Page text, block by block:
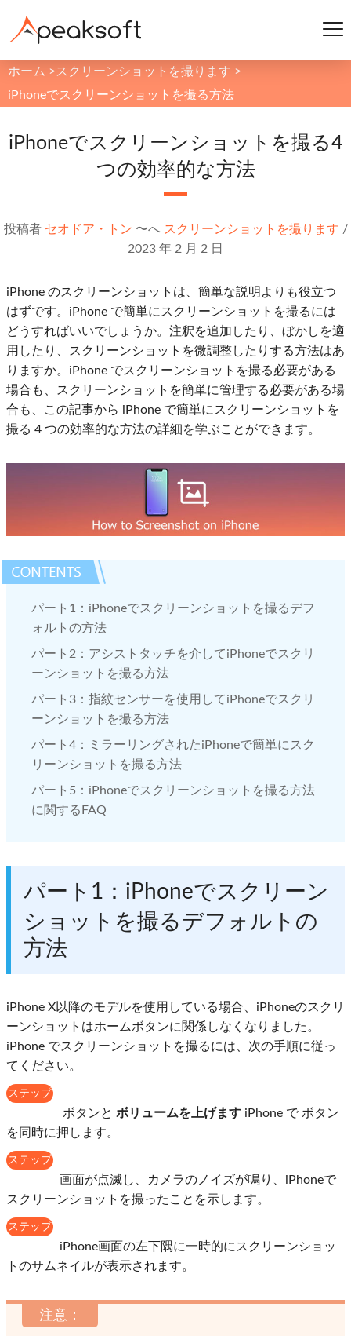
ホーム >スクリーンショットを撮ります >
iPhoneでスクリーンショットを撮る方法
iPhoneでスクリーンショットを撮る4
つの効率的な方法
投稿者 セオドア・トン 〜へ スクリーンショットを撮ります /
2023 年 2 月 2 日
iPhone のスクリーンショットは、簡単な説明よりも役立つ
はずです。iPhone で簡単にスクリーンショットを撮るには
どうすればいいでしょうか。注釈を追加したり、ぼかしを適
用したり、スクリーンショットを微調整したりする方法はあ
りますか。iPhone でスクリーンショットを撮る必要がある
場合も、スクリーンショットを簡単に管理する必要がある場
合も、この記事から iPhone で簡単にスクリーンショットを
撮る 4 つの効率的な方法の詳細を学ぶことができます。
パート1：iPhoneでスクリーンショットを撮るデフ
ォルトの方法
パート2：アシストタッチを介してiPhoneでスクリ
ーンショットを撮る方法
パート3：指紋センサーを使用してiPhoneでスクリ
ーンショットを撮る方法
パート4：ミラーリングされたiPhoneで簡単にスク
リーンショットを撮る方法
パート5：iPhoneでスクリーンショットを撮る方法
に関するFAQ
パート1：iPhoneでスクリーン
ショットを撮るデフォルトの
方法
iPhone X以降のモデルを使用している場合、iPhoneのスクリ
ーンショットはホームボタンに関係しなくなりました。
iPhone でスクリーンショットを撮るには、次の手順に従っ
てください。
ステップ
ボタンと ボリュームを上げます iPhone で ボタン
を同時に押します。
ステップ
画面が点滅し、カメラのノイズが鳴り、iPhoneで
スクリーンショットを撮ったことを示します。
ステップ
iPhone画面の左下隅に一時的にスクリーンショッ
トのサムネイルが表示されます。
注意：